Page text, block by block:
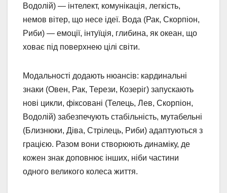
Водолій) — інтелект, комунікація, легкість,
немов вітер, що несе ідеї. Вода (Рак, Скорпіон,
Риби) — емоції, інтуїція, глибина, як океан, що
ховає під поверхнею цілі світи.
Модальності додають нюансів: кардинальні
знаки (Овен, Рак, Терези, Козеріг) запускають
нові цикли, фіксовані (Телець, Лев, Скорпіон,
Водолій) забезпечують стабільність, мутабельні
(Близнюки, Діва, Стрілець, Риби) адаптуються з
грацією. Разом вони створюють динаміку, де
кожен знак доповнює інших, ніби частини
одного великого колеса життя.